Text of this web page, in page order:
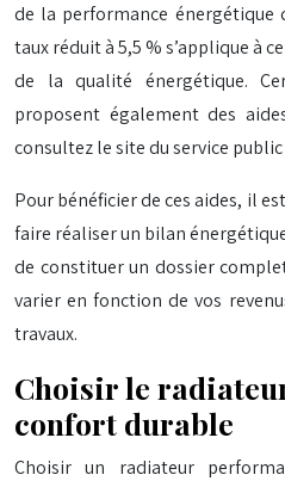
de la performance énergétique
taux réduit à 5,5 % s’applique à
de la qualité énergétique.
proposent également des
consultez le site du service
Pour bénéficier de ces aides, il
faire réaliser un bilan
de constituer un dossier
varier en fonction de vos
travaux.
Choisir le
confort durable
Choisir un radiateur